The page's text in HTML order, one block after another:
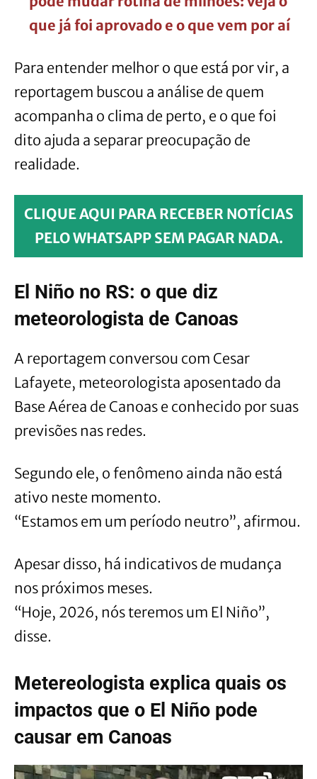
que já foi aprovado e o que vem por aí
Para entender melhor o que está por vir, a
reportagem buscou a análise de quem
acompanha o clima de perto, e o que foi
dito ajuda a separar preocupação de
realidade.
CLIQUE AQUI PARA RECEBER NOTÍCIAS
PELO WHATSAPP SEM PAGAR NADA.
El Niño no RS: o que diz
meteorologista de Canoas
A reportagem conversou com Cesar
Lafayete, meteorologista aposentado da
Base Aérea de Canoas e conhecido por suas
previsões nas redes.
Segundo ele, o fenômeno ainda não está
ativo neste momento.
“Estamos em um período neutro”, afirmou.
Apesar disso, há indicativos de mudança
nos próximos meses.
“Hoje, 2026, nós teremos um El Niño”,
disse.
Metereologista explica quais os
impactos que o El Niño pode
causar em Canoas